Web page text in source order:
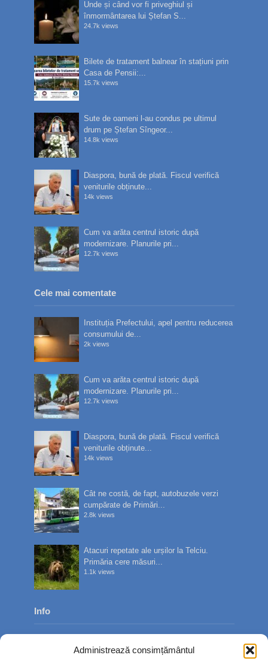
Administrează consimțământul
Unde și când vor fi priveghiul și
înmormântarea lui Ștefan S...
24.7k views
Bilete de tratament balnear în stațiuni prin
Casa de Pensii:...
15.7k views
Sute de oameni l-au condus pe ultimul
drum pe Ștefan Sîngeor...
14.8k views
Diaspora, bună de plată. Fiscul verifică
veniturile obținute...
14k views
Cum va arăta centrul istoric după
modernizare. Planurile pri...
12.7k views
Cele mai comentate
Instituția Prefectului, apel pentru reducerea
consumului de...
2k views
Cum va arăta centrul istoric după
modernizare. Planurile pri...
12.7k views
Diaspora, bună de plată. Fiscul verifică
veniturile obținute...
14k views
Cât ne costă, de fapt, autobuzele verzi
cumpărate de Primări...
2.8k views
Atacuri repetate ale urșilor la Telciu.
Primăria cere măsuri...
1.1k views
Info